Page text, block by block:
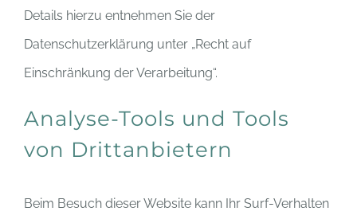
Details hierzu entnehmen Sie der
Datenschutzerklärung unter „Recht auf
Einschränkung der Verarbeitung“.
Analyse-Tools und Tools
von Drittanbietern
Beim Besuch dieser Website kann Ihr Surf-Verhalten